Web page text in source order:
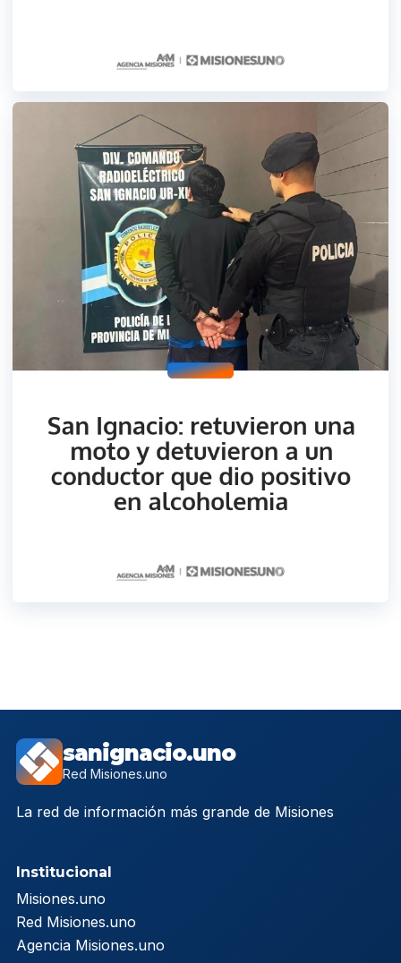
sanignacio.uno
Red Misiones.uno
La red de información más grande de Misiones
Institucional
Misiones.uno
Red Misiones.uno
Agencia Misiones.uno